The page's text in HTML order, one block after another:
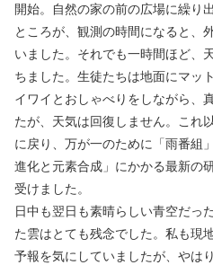
開始。自然の家の前の広場に繰り
ところが、観測の時間になると、
いました。それでも一時間ほど、
ちました。生徒たちは地面にマッ
イワイとおしゃべりをしながら、
たが、天気は回復しません。これ
に戻り、万が一のために「雨番組
進化と元素合成」にかかる最新の
受けました。
日中も翌日も素晴らしい青空だっ
た雲はとても残念でした。私も現
予報を気にしていましたが、やは